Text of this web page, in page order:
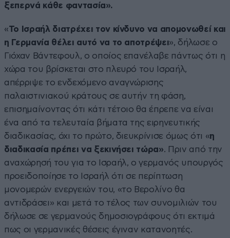
ξεπερνά κάθε φαντασία».
«Το Ισραήλ διατρέχει τον κίνδυνο να απομονωθεί και
η Γερμανία θέλει αυτό να το αποτρέψει», δήλωσε ο
Γιόχαν Βάντεφουλ, ο οποίος επανέλαβε πάντως ότι η
χώρα του βρίσκεται στο πλευρό του Ισραήλ,
απέρριψε το ενδεχόμενο αναγνώρισης
παλαιστινιακού κράτους σε αυτήν τη φάση,
επισημαίνοντας ότι κάτι τέτοιο θα έπρεπε να είναι
ένα από τα τελευταία βήματα της ειρηνευτικής
διαδικασίας, όχι το πρώτο, διευκρίνισε όμως ότι «η
διαδικασία πρέπει να ξεκινήσει τώρα». Πριν από την
αναχώρησή του για το Ισραήλ, ο γερμανός υπουργός
προειδοποίησε το Ισραήλ ότι σε περίπτωση
μονομερών ενεργειών του, «το Βερολίνο θα
αντιδράσει» και μετά το τέλος των συνομιλιών του
δήλωσε σε γερμανούς δημοσιογράφους ότι εκτιμά
πως οι γερμανικές θέσεις έγιναν κατανοητές.